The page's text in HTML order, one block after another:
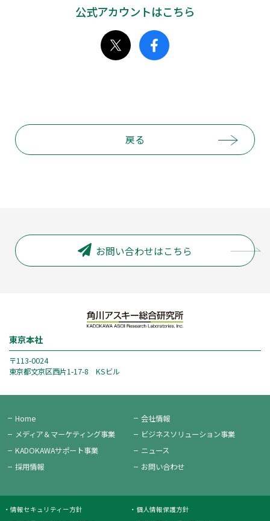
公式アカウントはこちら
戻る
お問い合わせはこちら
東京本社
〒113-0024
東京都文京区西片1-17-8 KSビル
Home
会社情報
メディア＆マーケティング事業 ビジネスソリューション事業
KADOKAWAサポート事業
ニュース
採用情報
お問い合わせ
情報セキュリティー方針
個人情報保護方針